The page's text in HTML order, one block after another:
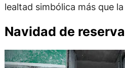
lealtad simbólica más que
Navidad de reserva